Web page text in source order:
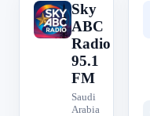
S
Sky
ABC
Radio
95.1
FM
Saudi
Arabia